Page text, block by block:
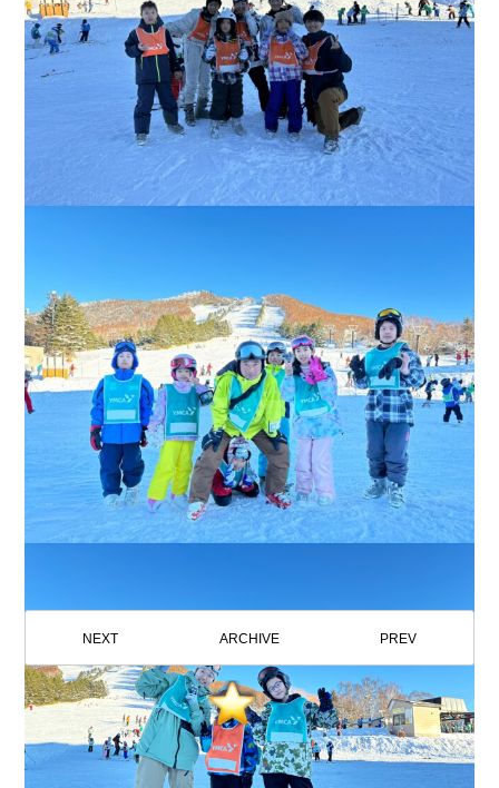
NEXT ARCHIVE PREV